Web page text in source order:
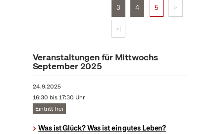
3 4 5 >
>|
Veranstaltungen für Mittwochs
September 2025
24.9.2025
16:30 bis 17:30 Uhr
Eintritt frei
Was ist Glück? Was ist ein gutes Leben?